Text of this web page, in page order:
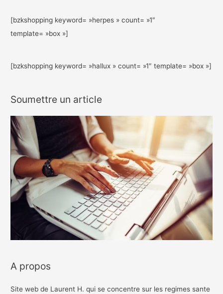
[bzkshopping keyword= »herpes » count= »1″
template= »box »]
[bzkshopping keyword= »hallux » count= »1″ template= »box »]
Soumettre un article
A propos
Site web de Laurent H. qui se concentre sur les regimes sante